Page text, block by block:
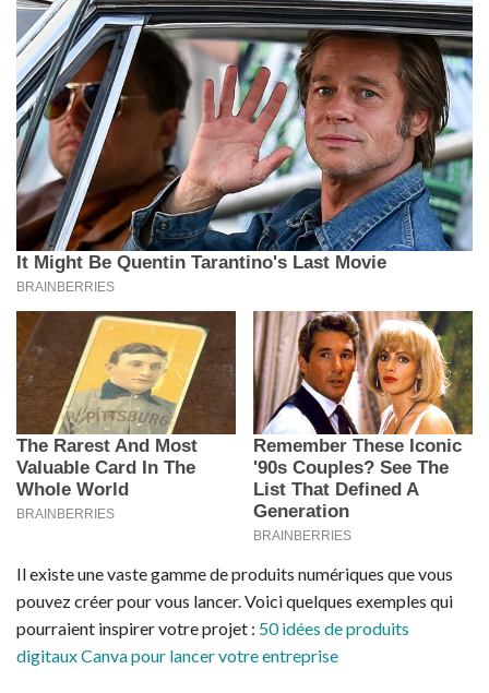
Il existe une vaste gamme de produits numériques que vous
pouvez créer pour vous lancer. Voici quelques exemples qui
pourraient inspirer votre projet : 50 idées de produits
digitaux Canva pour lancer votre entreprise